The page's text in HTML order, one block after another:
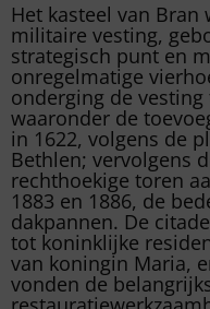
Het kasteel van
militaire vesting,
strategisch punt en
onregelmatige
onderging de
waaronder de
in 1622, volgens de
Bethlen; vervolgens
rechthoekige toren
1883 en 1886, de
dakpannen. De
tot koninklijke
van koningin Maria,
vonden de